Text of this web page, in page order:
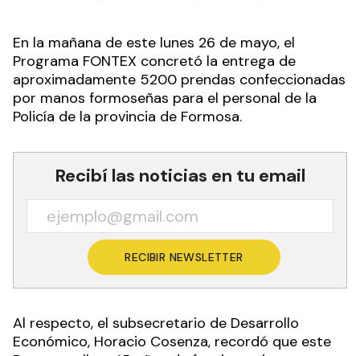
En la mañana de este lunes 26 de mayo, el
Programa FONTEX concretó la entrega de
aproximadamente 5200 prendas confeccionadas
por manos formoseñas para el personal de la
Policía de la provincia de Formosa.
Recibí las noticias en tu email
RECIBIR NEWSLETTER
Al respecto, el subsecretario de Desarrollo
Económico, Horacio Cosenza, recordó que este